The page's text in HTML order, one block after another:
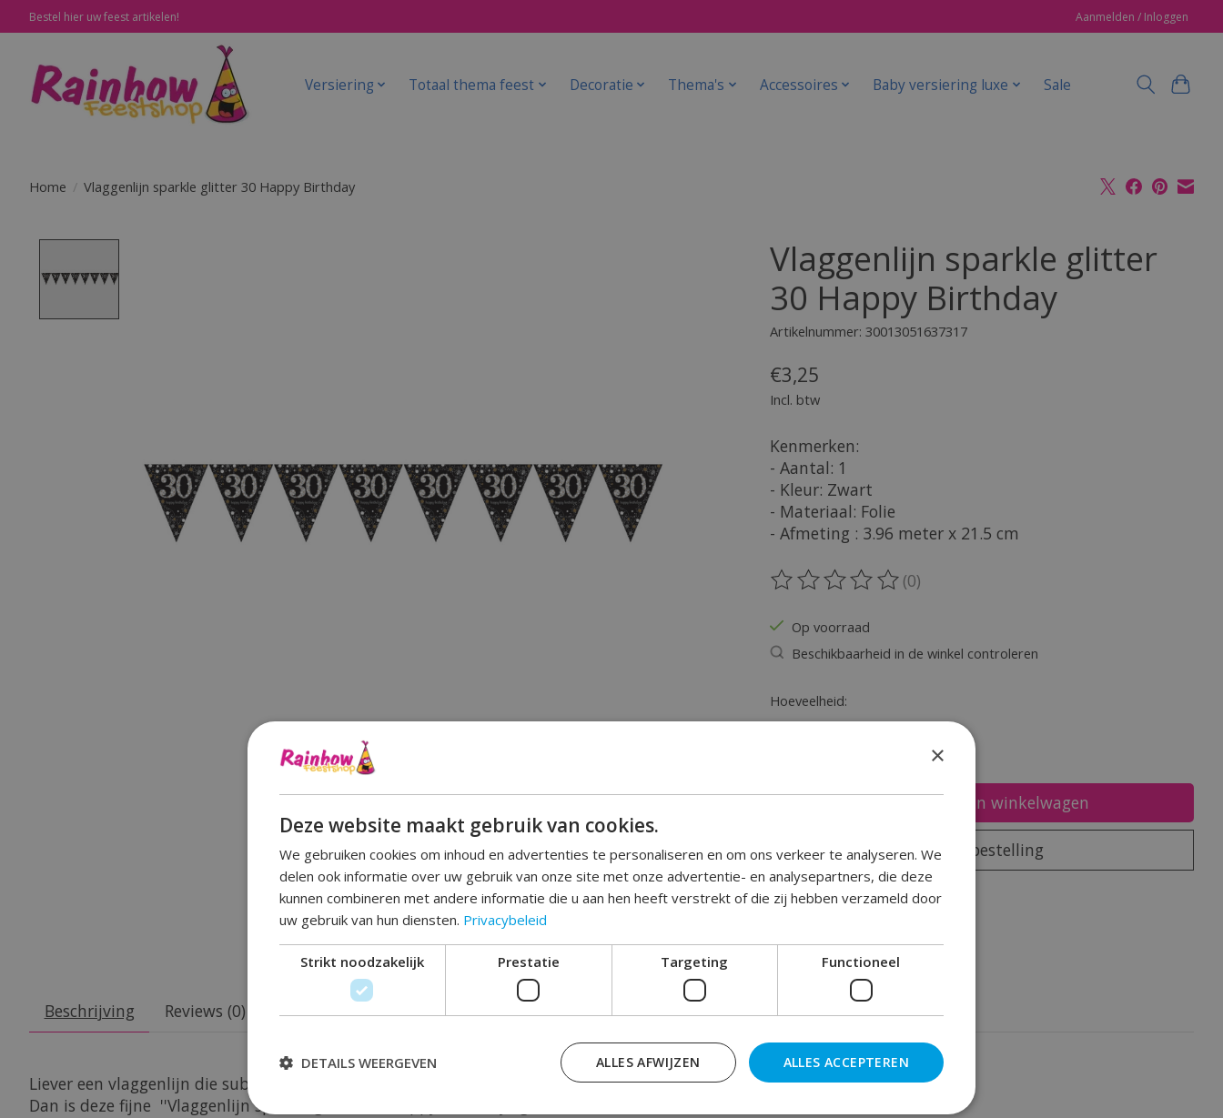
Bestel hier uw feest artikelen! Aanmelden / Inloggen
Versiering Totaal thema feest Decoratie Thema's Accessoires Baby versiering luxe Sale
Home / Vlaggenlijn sparkle glitter 30 Happy Birthday
Vlaggenlijn sparkle glitter
30 Happy Birthday
Artikelnummer: 30013051637317
€3,25
Incl. btw
Kenmerken:
- Aantal: 1
- Kleur: Zwart
- Materiaal: Folie
- Afmeting : 3.96 meter x 21.5 cm
De beoordeling van dit product is
(0)
Op voorraad
Beschikbaarheid in de winkel controleren
Hoeveelheid:
Toevoegen aan winkelwagen
Plaats bestelling
Toevoegen om te vergelijken
Beschrijving Reviews (0)
Liever een vlaggenlijn die subtiel maar stijlvol is ?
Dan is deze fijne ''Vlaggenlijn sparkle glitter 30 Happy Birthday'' geschikt !
×
Deze website maakt gebruik van cookies.
We gebruiken cookies om inhoud en advertenties te personaliseren en om ons verkeer te analyseren. We
delen ook informatie over uw gebruik van onze site met onze advertentie- en analysepartners, die deze
kunnen combineren met andere informatie die u aan hen heeft verstrekt of die zij hebben verzameld door
uw gebruik van hun diensten. Privacybeleid
Strikt noodzakelijk Prestatie Targeting Functioneel
ALLES ACCEPTEREN
ALLES AFWIJZEN
DETAILS WEERGEVEN